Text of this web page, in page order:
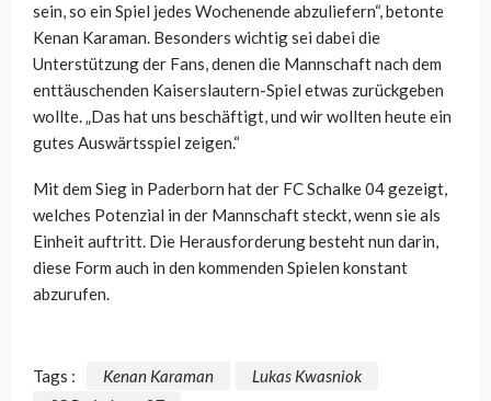
sein, so ein Spiel jedes Wochenende abzuliefern“, betonte
Kenan Karaman. Besonders wichtig sei dabei die
Unterstützung der Fans, denen die Mannschaft nach dem
enttäuschenden Kaiserslautern-Spiel etwas zurückgeben
wollte. „Das hat uns beschäftigt, und wir wollten heute ein
gutes Auswärtsspiel zeigen.“
Mit dem Sieg in Paderborn hat der FC Schalke 04 gezeigt,
welches Potenzial in der Mannschaft steckt, wenn sie als
Einheit auftritt. Die Herausforderung besteht nun darin,
diese Form auch in den kommenden Spielen konstant
abzurufen.
Tags : Kenan Karaman
Lukas Kwasniok